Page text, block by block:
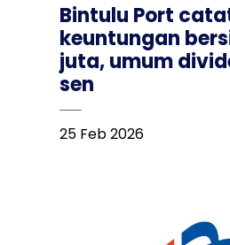
Bintulu Port
keuntungan
juta, umum
sen
25 Feb 2026